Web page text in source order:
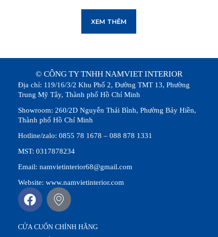
XEM THÊM
© CÔNG TY TNHH NAMVIET INTERIOR
Địa chỉ: 119/16/3/2 Khu Phố 2, Đường TMT 13, Phường
Trung Mỹ Tây, Thành phố Hồ Chí Minh
Showroom: 260/2D Nguyễn Thái Bình, Phường Bảy Hiền,
Thành phố Hồ Chí Minh
Hotline/zalo: 0855 78 1678 – 088 878 1331
MST: 0317878234
Email: namvietinterior68@gmail.com
Website: www.namvietinterior.com
CỬA CUỐN CHÍNH HÃNG